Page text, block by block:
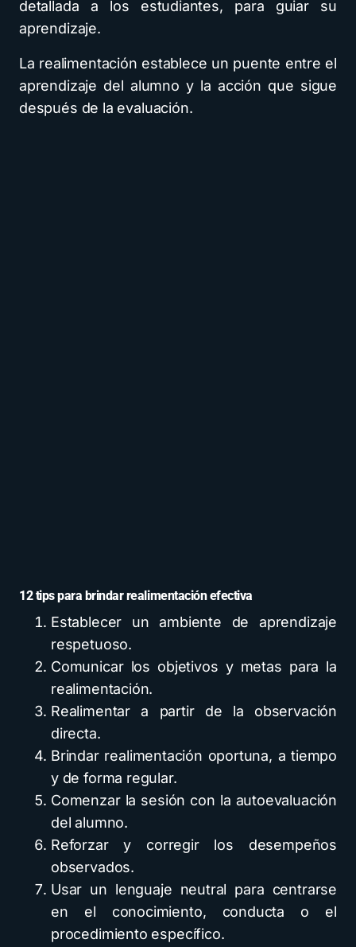
detallada a los estudiantes, para guiar su
aprendizaje.
La realimentación establece un puente entre el
aprendizaje del alumno y la acción que sigue
después de la evaluación.
12 tips para brindar realimentación efectiva
Establecer un ambiente de aprendizaje
respetuoso.
Comunicar los objetivos y metas para la
realimentación.
Realimentar a partir de la observación
directa.
Brindar realimentación oportuna, a tiempo
y de forma regular.
Comenzar la sesión con la autoevaluación
del alumno.
Reforzar y corregir los desempeños
observados.
Usar un lenguaje neutral para centrarse
en el conocimiento, conducta o el
procedimiento específico.